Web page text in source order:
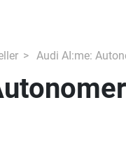
Audi AI:me: